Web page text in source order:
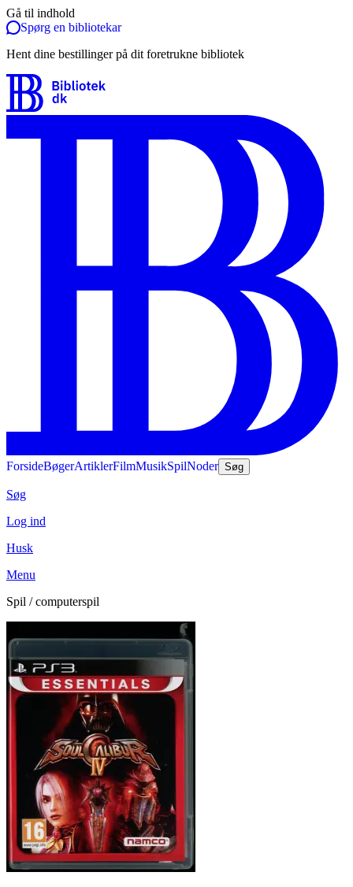
Gå til indhold
Spørg en bibliotekar
Hent dine bestillinger på dit foretrukne bibliotek
ForsideBøgerArtiklerFilmMusikSpilNoder Søg
Søg
Log ind
Husk
Menu
Spil / computerspil